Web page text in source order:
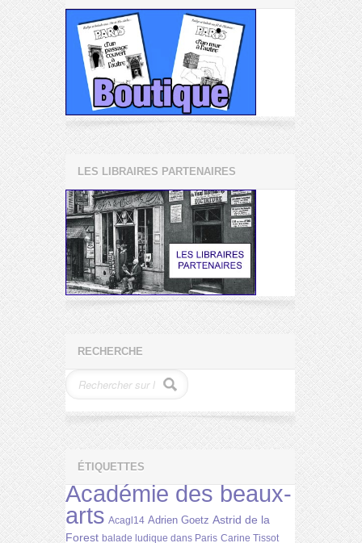
LES LIBRAIRES PARTENAIRES
RECHERCHE
ÉTIQUETTES
Académie des beaux-
arts Acagl14 Adrien Goetz Astrid de la
Forest balade ludique dans Paris Carine Tissot